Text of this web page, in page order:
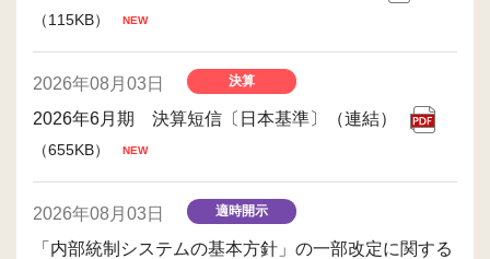
（115KB）
2026年08月03日 決算
2026年6月期 決算短信〔日本基準〕（連結）
（655KB）
2026年08月03日 適時開示
「内部統制システムの基本方針」の一部改定に関する